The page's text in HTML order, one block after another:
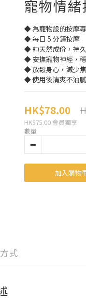
寵物情
◆ 為寵物設的按摩
◆ 每日 5 分鐘按摩
◆ 純天然成份，持
◆ 安撫寵物神經，
◆ 放鬆身心，減少
◆ 使用後清爽不油膩
HK$78.00
HK$75.00 會員獨享
數量
加入購物
式